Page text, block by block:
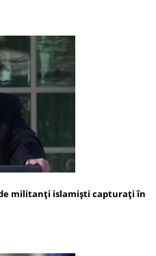
militanţi islamişti capturaţi în